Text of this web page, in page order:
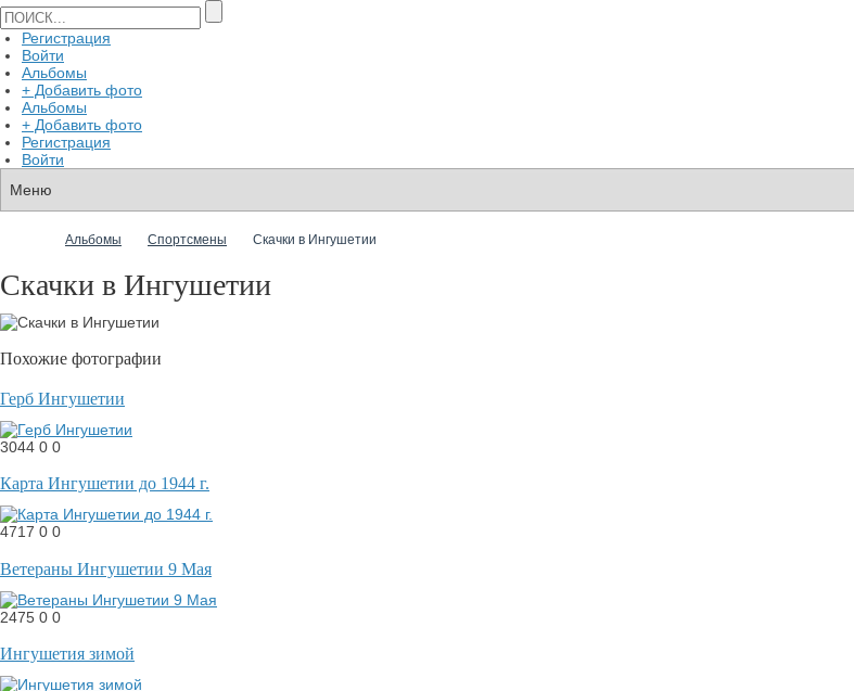
Регистрация
Войти
Альбомы
+ Добавить фото
Альбомы
+ Добавить фото
Регистрация
Войти
Альбомы Спортсмены Скачки в Ингушетии
Скачки в Ингушетии
Похожие фотографии
Герб Ингушетии
3044 0 0
Карта Ингушетии до 1944 г.
4717 0 0
Ветераны Ингушетии 9 Мая
2475 0 0
Ингушетия зимой